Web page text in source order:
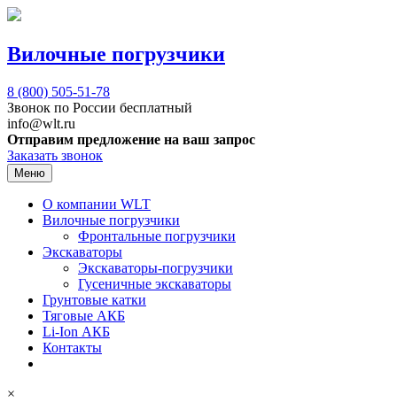
Вилочные погрузчики
8 (800) 505-51-78
Звонок по России бесплатный
info@wlt.ru
Отправим предложение на ваш запрос
Заказать звонок
Меню
О компании WLT
Вилочные погрузчики
Фронтальные погрузчики
Экскаваторы
Экскаваторы-погрузчики
Гусеничные экскаваторы
Грунтовые катки
Тяговые АКБ
Li-Ion АКБ
Контакты
×